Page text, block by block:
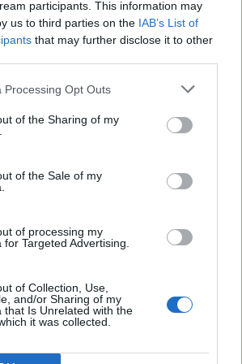
participants. This information may
us to third parties on the IAB’s List of
that may further disclose it to other
Processing Opt Outs
of the Sharing of my
of the Sale of my
of processing my
Targeted Advertising.
of Collection, Use,
and/or Sharing of my
that Is Unrelated with the
it was collected.
portfolio
a részvényeseknek elszámolással tartozó